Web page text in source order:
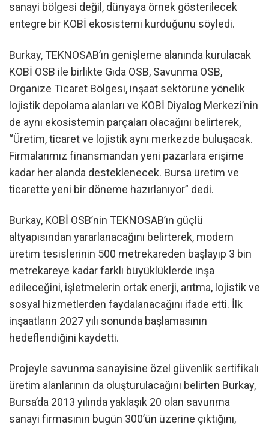
sanayi bölgesi değil, dünyaya örnek gösterilecek
entegre bir KOBİ ekosistemi kurduğunu söyledi.
Burkay, TEKNOSAB’ın genişleme alanında kurulacak
KOBİ OSB ile birlikte Gıda OSB, Savunma OSB,
Organize Ticaret Bölgesi, inşaat sektörüne yönelik
lojistik depolama alanları ve KOBİ Diyalog Merkezi’nin
de aynı ekosistemin parçaları olacağını belirterek,
“Üretim, ticaret ve lojistik aynı merkezde buluşacak.
Firmalarımız finansmandan yeni pazarlara erişime
kadar her alanda desteklenecek. Bursa üretim ve
ticarette yeni bir döneme hazırlanıyor” dedi.
Burkay, KOBİ OSB’nin TEKNOSAB’ın güçlü
altyapısından yararlanacağını belirterek, modern
üretim tesislerinin 500 metrekareden başlayıp 3 bin
metrekareye kadar farklı büyüklüklerde inşa
edileceğini, işletmelerin ortak enerji, arıtma, lojistik ve
sosyal hizmetlerden faydalanacağını ifade etti. İlk
inşaatların 2027 yılı sonunda başlamasının
hedeflendiğini kaydetti.
Projeyle savunma sanayisine özel güvenlik sertifikalı
üretim alanlarının da oluşturulacağını belirten Burkay,
Bursa’da 2013 yılında yaklaşık 20 olan savunma
sanayi firmasının bugün 300’ün üzerine çıktığını,